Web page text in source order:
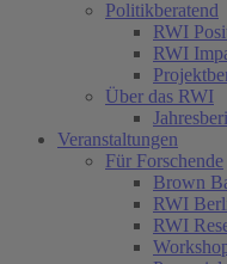
Politikberatend
RWI
RWI
Über das RWI
Veranstaltungen
Für Forschende
Brown
RWI
RWI